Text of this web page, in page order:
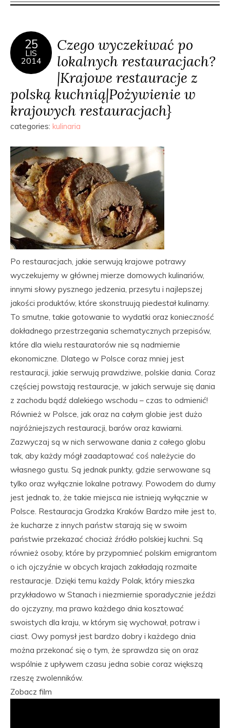
25
LIS
2014
Czego wyczekiwać po
lokalnych restauracjach?
|Krajowe restauracje z
polską kuchnią|Pożywienie w
krajowych restauracjach}
categories: kulinaria
Po restauracjach, jakie serwują krajowe potrawy
wyczekujemy w głównej mierze domowych kulinariów,
innymi słowy pysznego jedzenia, przesytu i najlepszej
jakości produktów, które skonstruują piedestał kulinarny.
To smutne, takie gotowanie to wydatki oraz konieczność
dokładnego przestrzegania schematycznych przepisów,
które dla wielu restauratorów nie są nadmiernie
ekonomiczne. Dlatego w Polsce coraz mniej jest
restauracji, jakie serwują prawdziwe, polskie dania. Coraz
częściej powstają restauracje, w jakich serwuje się dania
z zachodu bądź dalekiego wschodu – czas to odmienić!
Również w Polsce, jak oraz na całym globie jest dużo
najróżniejszych restauracji, barów oraz kawiarni.
Zazwyczaj są w nich serwowane dania z całego globu
tak, aby każdy mógł zaadaptować coś należycie do
własnego gustu. Są jednak punkty, gdzie serwowane są
tylko oraz wyłącznie lokalne potrawy. Powodem do dumy
jest jednak to, że takie miejsca nie istnieją wyłącznie w
Polsce. Restauracja Grodzka Kraków Bardzo miłe jest to,
że kucharze z innych państw starają się w swoim
państwie przekazać chociaż źródło polskiej kuchni. Są
również osoby, które by przypomnieć polskim emigrantom
o ich ojczyźnie w obcych krajach zakładają rozmaite
restauracje. Dzięki temu każdy Polak, który mieszka
przykładowo w Stanach i niezmiernie sporadycznie jeździ
do ojczyzny, ma prawo każdego dnia kosztować
swoistych dla kraju, w którym się wychował, potraw i
ciast. Owy pomysł jest bardzo dobry i każdego dnia
można przekonać się o tym, że sprawdza się on oraz
wspólnie z upływem czasu jedna sobie coraz większą
rzeszę zwolenników.
Zobacz film